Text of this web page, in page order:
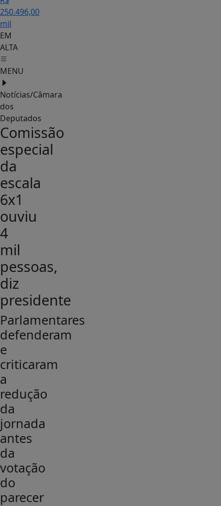
250.496,00
mil
EM
ALTA
MENU
Notícias/Câmara
dos
Deputados
Comissão
especial
da
escala
6x1
ouviu
4
mil
pessoas,
diz
presidente
Parlamentares
defenderam
e
criticaram
a
redução
da
jornada
antes
da
votação
do
parecer